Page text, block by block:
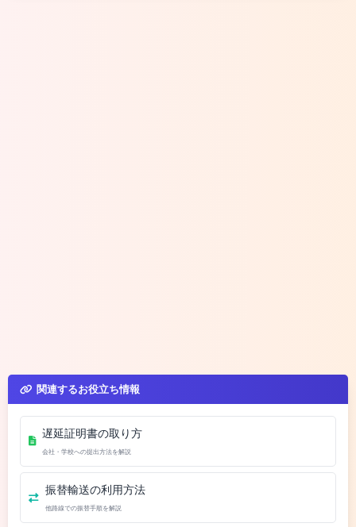
関連するお役立ち情報
遅延証明書の取り方
会社・学校への提出方法を解説
振替輸送の利用方法
他路線での振替手順を解説